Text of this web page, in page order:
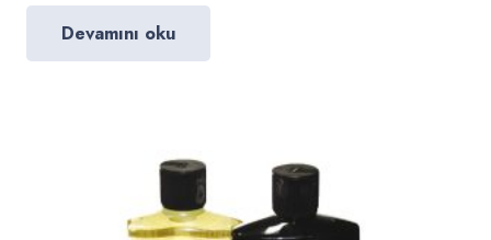
Devamını oku